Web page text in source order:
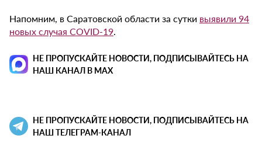
Напомним, в Саратовской области за сутки выявили 94
новых случая COVID-19.
НЕ ПРОПУСКАЙТЕ НОВОСТИ, ПОДПИСЫВАЙТЕСЬ НА
НАШ КАНАЛ В MAX
НЕ ПРОПУСКАЙТЕ НОВОСТИ, ПОДПИСЫВАЙТЕСЬ НА
НАШ ТЕЛЕГРАМ-КАНАЛ